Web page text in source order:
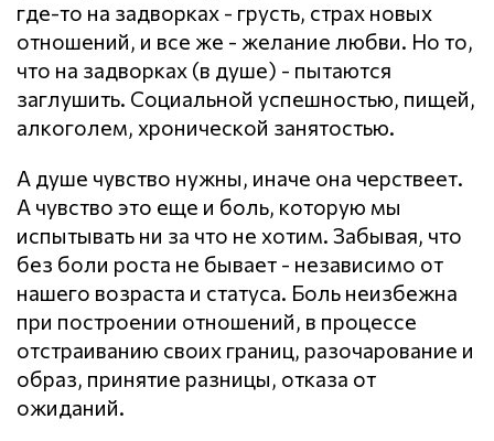
где-то на задворках - грусть, страх новых
отношений, и все же - желание любви. Но то,
что на задворках (в душе) - пытаются
заглушить. Социальной успешностью, пищей,
алкоголем, хронической занятостью.
А душе чувство нужны, иначе она черствеет.
А чувство это еще и боль, которую мы
испытывать ни за что не хотим. Забывая, что
без боли роста не бывает - независимо от
нашего возраста и статуса. Боль неизбежна
при построении отношений, в процессе
отстраиванию своих границ, разочарование и
образ, принятие разницы, отказа от
ожиданий.